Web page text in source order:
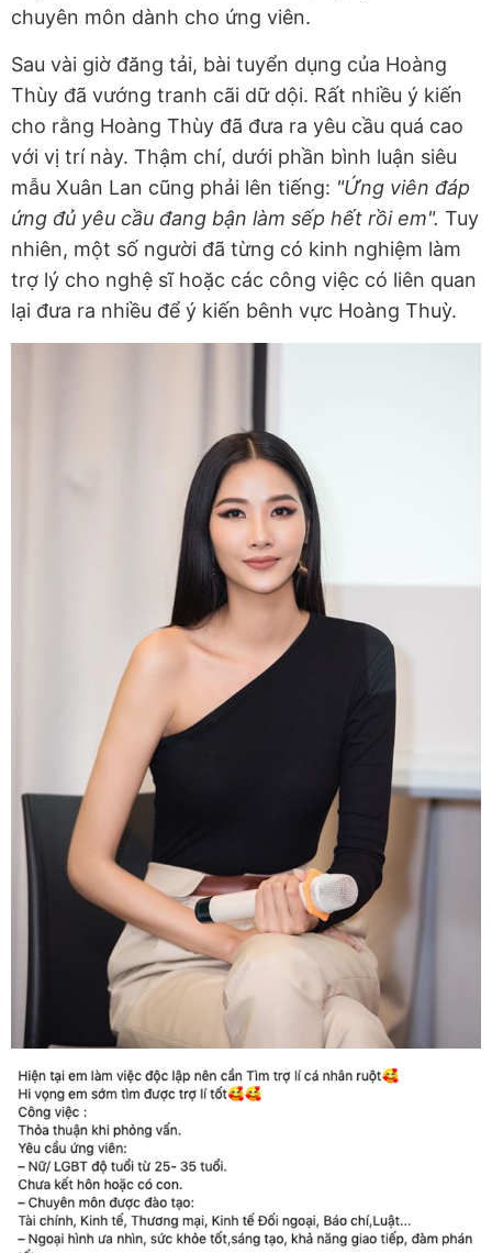
chuyên môn dành cho ứng viên.
Sau vài giờ đăng tải, bài tuyển dụng của Hoàng
Thùy đã vướng tranh cãi dữ dội. Rất nhiều ý kiến
cho rằng Hoàng Thùy đã đưa ra yêu cầu quá cao
với vị trí này. Thậm chí, dưới phần bình luận siêu
mẫu Xuân Lan cũng phải lên tiếng: "Ứng viên đáp
ứng đủ yêu cầu đang bận làm sếp hết rồi em". Tuy
nhiên, một số người đã từng có kinh nghiệm làm
trợ lý cho nghệ sĩ hoặc các công việc có liên quan
lại đưa ra nhiều để ý kiến bênh vực Hoàng Thuỳ.